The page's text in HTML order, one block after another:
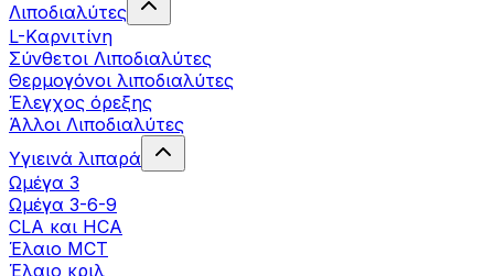
Λιποδιαλύτες
L-Kαρνιτίνη
Σύνθετοι Λιποδιαλύτες
Θερμογόνοι λιποδιαλύτες
Έλεγχος όρεξης
Άλλοι Λιποδιαλύτες
Υγιεινά λιπαρά
Ωμέγα 3
Ωμέγα 3-6-9
CLA και HCA
Έλαιο MCT
Έλαιο κριλ